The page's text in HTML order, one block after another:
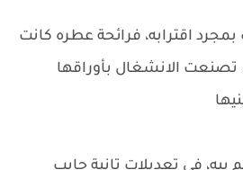
اقترابه، فرائحة عطره كانت
تصنعت الانشغال بأوراقها
في تعديلات تانية حابب